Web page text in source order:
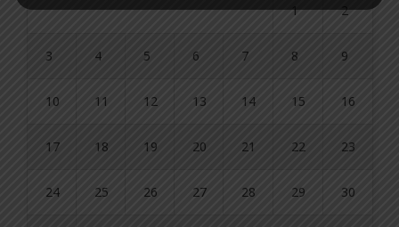
1 2
3 4 5 6 7 8 9
10 11 12 13 14 15 16
17 18 19 20 21 22 23
24 25 26 27 28 29 30